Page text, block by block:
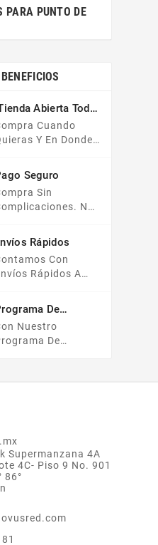
PARA PUNTO DE
Abierta Todo
Año!
Cuando
Y En Donde
En Línea Está
Las 24
Del Día, Los 7
De La Semana.
Seguro
Sin
No
Todas Tus
Y Tus
Están
Con
Rápidos
Con
Rápidos A
De
Nuestro
De
A Tu
El 1% Del
De Tu Compra,
Cuál Podrás
A Partir De
O Acumularlos.
Supermanzana 4A
4C- Piso 9 No. 901
86°